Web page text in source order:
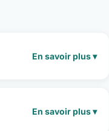
En savoir plus ▾
En savoir plus ▾